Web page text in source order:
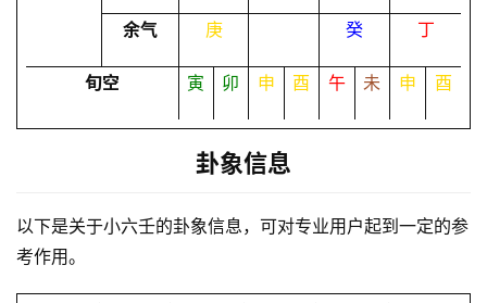
梦
务
余气 庚 癸 丁
旬空 寅 卯 申 酉 午 未 申 酉
卦象信息
以下是关于小六壬的卦象信息，可对专业用户起到一定的参
考作用。